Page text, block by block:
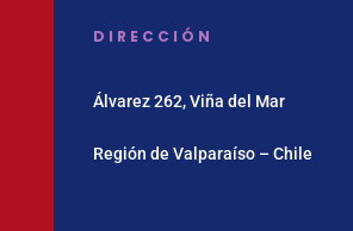
DIRECCIÓN
Álvarez 262, Viña del Mar
Región de Valparaíso – Chile